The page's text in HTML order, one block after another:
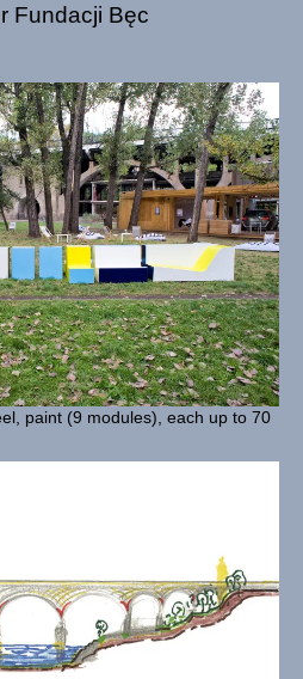
Fundacji Bęc
paint (9 modules), each up to 70